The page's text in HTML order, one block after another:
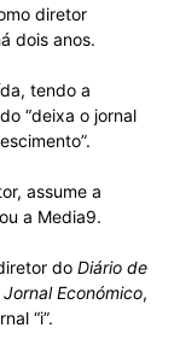
diretor
dois anos.
tendo a
“deixa o jornal
assume a
a Media9.
do Diário de
Económico,
“i”.